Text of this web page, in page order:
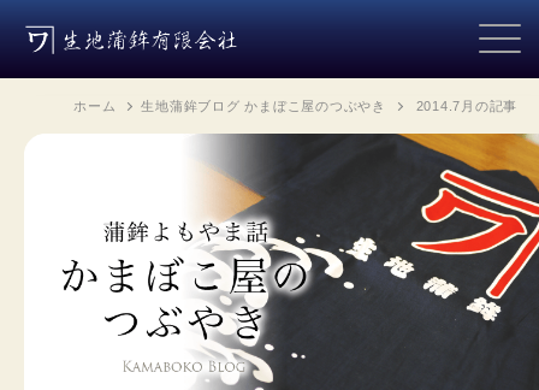
ホーム 生地蒲鉾ブログ かまぼこ屋のつぶやき 2014.7月 の記事